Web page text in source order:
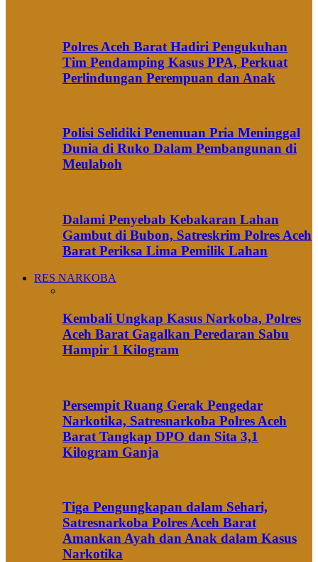
Polres Aceh Barat Hadiri Pengukuhan
Tim Pendamping Kasus PPA, Perkuat
Perlindungan Perempuan dan Anak
Polisi Selidiki Penemuan Pria Meninggal
Dunia di Ruko Dalam Pembangunan di
Meulaboh
Dalami Penyebab Kebakaran Lahan
Gambut di Bubon, Satreskrim Polres Aceh
Barat Periksa Lima Pemilik Lahan
RES NARKOBA
Kembali Ungkap Kasus Narkoba, Polres
Aceh Barat Gagalkan Peredaran Sabu
Hampir 1 Kilogram
Persempit Ruang Gerak Pengedar
Narkotika, Satresnarkoba Polres Aceh
Barat Tangkap DPO dan Sita 3,1
Kilogram Ganja
Tiga Pengungkapan dalam Sehari,
Satresnarkoba Polres Aceh Barat
Amankan Ayah dan Anak dalam Kasus
Narkotika